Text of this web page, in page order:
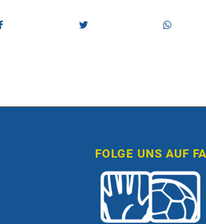
FOLGE UNS AUF